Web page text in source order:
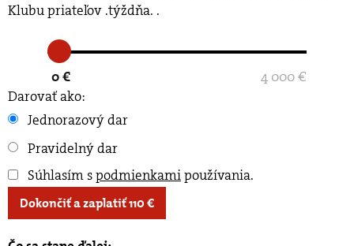
Klubu priateľov .týždňa. .
0 €
4 000 €
Darovať ako:
Jednorazový dar
Pravidelný dar
Súhlasím spodmienkamipoužívania.
Dokončiť a zaplatiť110€